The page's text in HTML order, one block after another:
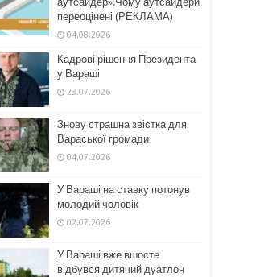
переоцінені (РЕКЛАМА)
04.08.2026
Кадрові рішення Президента
у Вараші
23.07.2026
Знову страшна звістка для
Вараської громади
04.07.2026
У Вараші на ставку потонув
молодий чоловік
02.07.2026
У Вараші вже вшосте
відбувся дитячий дуатлон